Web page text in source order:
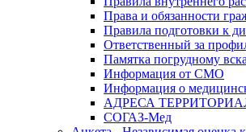
Права и обязанности
Правила подготовки к
Ответственный за
Памятка погрудному
Информация от СМО
Информация о
АДРЕСА
СОГАЗ-Мед